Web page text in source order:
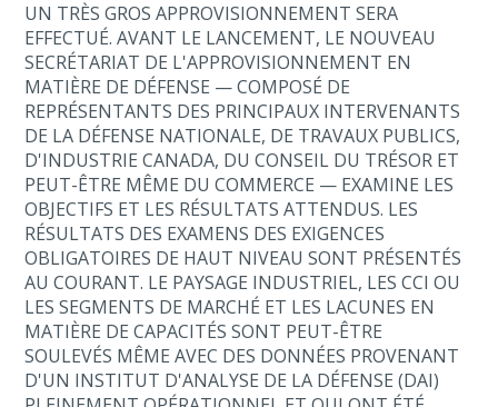
UN TRÈS GROS APPROVISIONNEMENT SERA
EFFECTUÉ. AVANT LE LANCEMENT, LE NOUVEAU
SECRÉTARIAT DE L'APPROVISIONNEMENT EN
MATIÈRE DE DÉFENSE — COMPOSÉ DE
REPRÉSENTANTS DES PRINCIPAUX INTERVENANTS
DE LA DÉFENSE NATIONALE, DE TRAVAUX PUBLICS,
D'INDUSTRIE CANADA, DU CONSEIL DU TRÉSOR ET
PEUT-ÊTRE MÊME DU COMMERCE — EXAMINE LES
OBJECTIFS ET LES RÉSULTATS ATTENDUS. LES
RÉSULTATS DES EXAMENS DES EXIGENCES
OBLIGATOIRES DE HAUT NIVEAU SONT PRÉSENTÉS
AU COURANT. LE PAYSAGE INDUSTRIEL, LES CCI OU
LES SEGMENTS DE MARCHÉ ET LES LACUNES EN
MATIÈRE DE CAPACITÉS SONT PEUT-ÊTRE
SOULEVÉS MÊME AVEC DES DONNÉES PROVENANT
D'UN INSTITUT D'ANALYSE DE LA DÉFENSE (DAI)